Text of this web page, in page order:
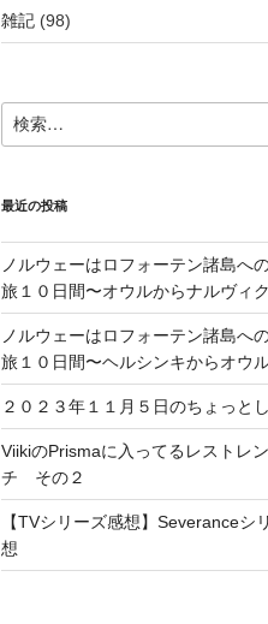
雑記(98)
検
索:
最近の投稿
ノルウェーはロフォーテン諸島へ
旅１０日間〜オウルからナルヴィ
ノルウェーはロフォーテン諸島へ
旅１０日間〜ヘルシンキからオウ
２０２３年１１月５日のちょっと
ViikiのPrismaに入ってるレストレ
チ その２
【TVシリーズ感想】Severanceシ
想